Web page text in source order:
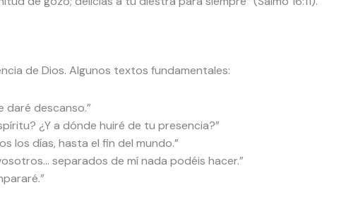
de Dios. Algunos textos fundamentales:
daré descanso.”
¿Y a dónde huiré de tu presencia?”
los días, hasta el fin del mundo.”
separados de mí nada podéis hacer.”